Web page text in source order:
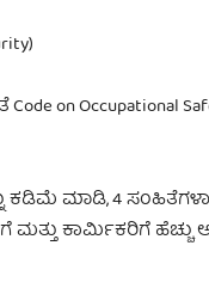
on Occupational
ಕಡಿಮೆ ಮಾಡಿ, 4
ಕಾರ್ಮಿಕರಿಗೆ ಹೆಚ್ಚು